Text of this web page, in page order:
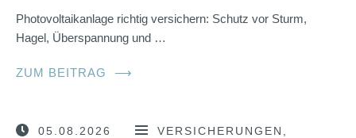
Photovoltaikanlage richtig versichern: Schutz vor Sturm,
Hagel, Überspannung und …
ZUM BEITRAG ⟶
05.08.2026
VERSICHERUNGEN